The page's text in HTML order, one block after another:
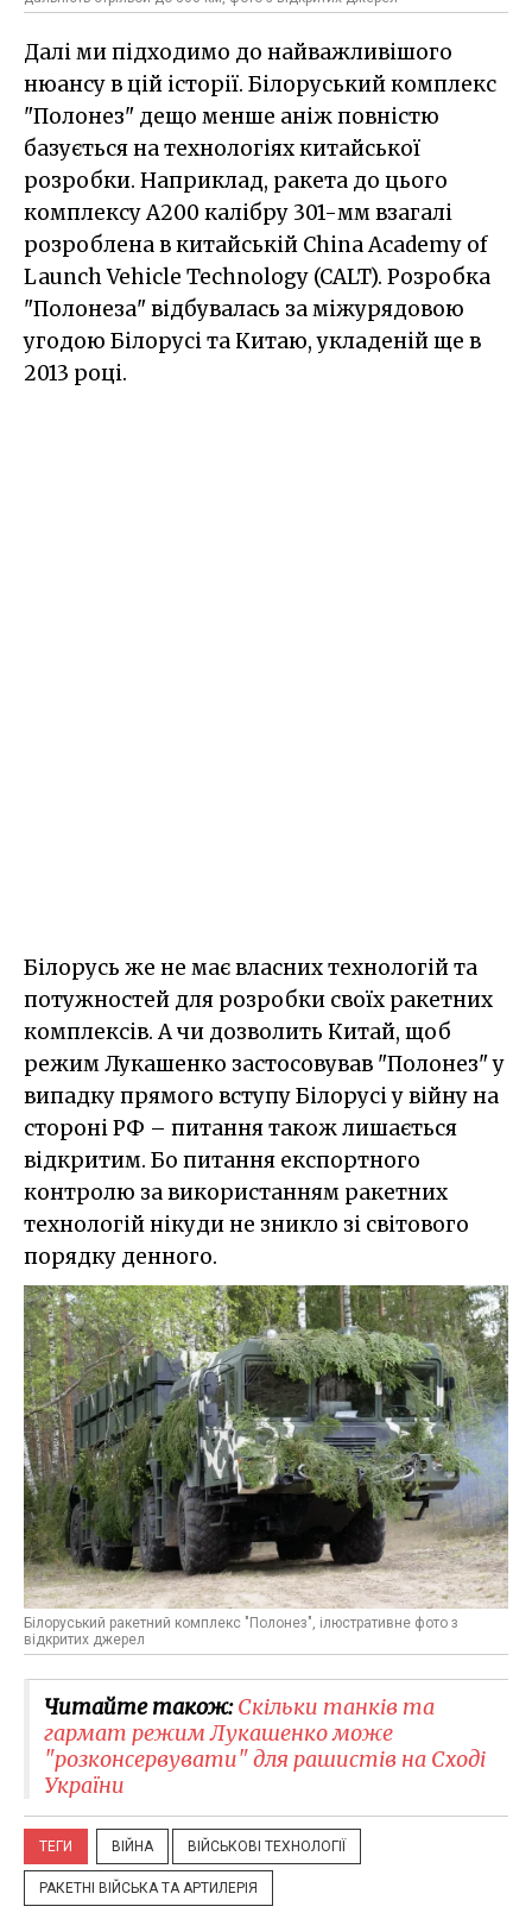
Далі ми підходимо до найважливішого
нюансу в цій історії. Білоруський комплекс
"Полонез" дещо менше аніж повністю
базується на технологіях китайської
розробки. Наприклад, ракета до цього
комплексу А200 калібру 301-мм взагалі
розроблена в китайській China Academy of
Launch Vehicle Technology (CALT). Розробка
"Полонеза" відбувалась за міжурядовою
угодою Білорусі та Китаю, укладеній ще в
2013 році.
Білорусь же не має власних технологій та
потужностей для розробки своїх ракетних
комплексів. А чи дозволить Китай, щоб
режим Лукашенко застосовував "Полонез" у
випадку прямого вступу Білорусі у війну на
стороні РФ – питання також лишається
відкритим. Бо питання експортного
контролю за використанням ракетних
технологій нікуди не зникло зі світового
порядку денного.
Білоруський ракетний комплекс "Полонез", ілюстративне фото з
відкритих джерел
Читайте також:Скільки танків та
гармат режим Лукашенко може
"розконсервувати" для рашистів на Сході
України
ТЕГИ ВІЙНА ВІЙСЬКОВІ ТЕХНОЛОГІЇ
РАКЕТНІ ВІЙСЬКА ТА АРТИЛЕРІЯ